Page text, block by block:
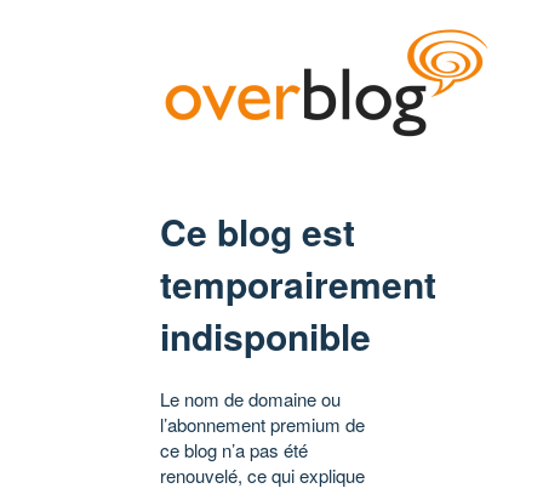
Ce blog est
temporairement
indisponible
Le nom de domaine ou
l’abonnement premium de
ce blog n’a pas été
renouvelé, ce qui explique